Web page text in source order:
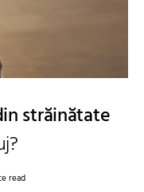
străinătate
read